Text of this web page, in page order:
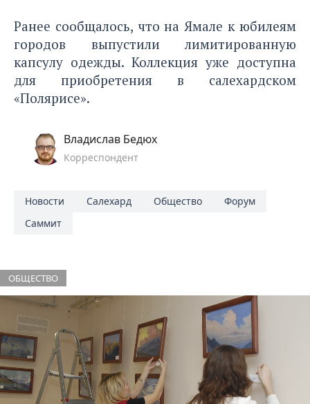
Ранее сообщалось, что на Ямале к юбилеям
городов выпустили лимитированную
капсулу одежды. Коллекция уже доступна
для приобретения в салехардском
«Полярисе».
Владислав Бедюх
Корреспондент
Новости Салехард Общество
Форум
Саммит
ОБЩЕСТВО